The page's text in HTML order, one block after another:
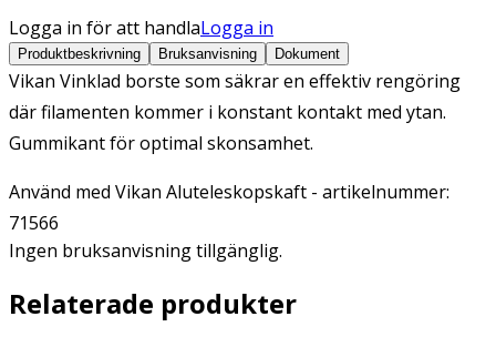
Logga in för att handlaLogga in
Produktbeskrivning Bruksanvisning Dokument
Vikan Vinklad borste som säkrar en effektiv rengöring
där filamenten kommer i konstant kontakt med ytan.
Gummikant för optimal skonsamhet.
Använd med Vikan Aluteleskopskaft - artikelnummer:
71566
Ingen bruksanvisning tillgänglig.
Relaterade produkter